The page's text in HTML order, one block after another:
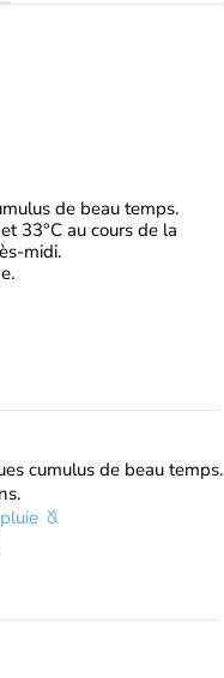
de beau temps.
33°C au cours de la
midi.
cumulus de beau temps.